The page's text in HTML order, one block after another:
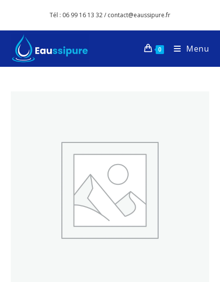
Tél : 06 99 16 13 32 / contact@eaussipure.fr
0 Menu